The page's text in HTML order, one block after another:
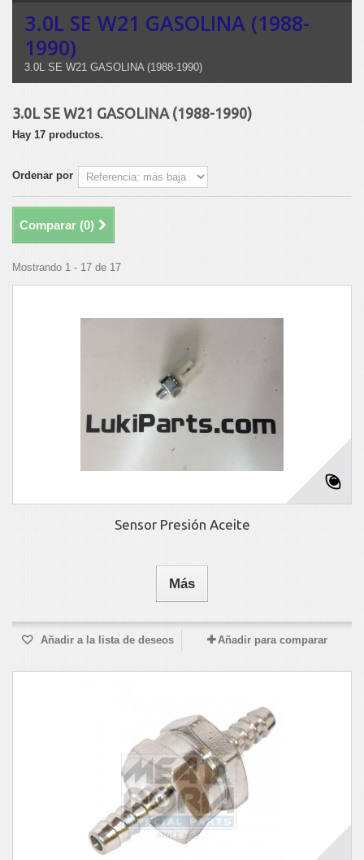
3.0L SE W21 GASOLINA (1988-
1990)
3.0L SE W21 GASOLINA (1988-1990)
3.0L SE W21 GASOLINA (1988-1990)
Hay 17 productos.
Ordenar por
Comparar (0)
Mostrando 1 - 17 de 17
Sensor Presión Aceite
Más
Añadir a la lista de deseos Añadir para comparar